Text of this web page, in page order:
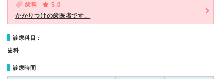
歯科
5.0
かかりつけの歯医者です。
診療科目：
歯科
診療時間